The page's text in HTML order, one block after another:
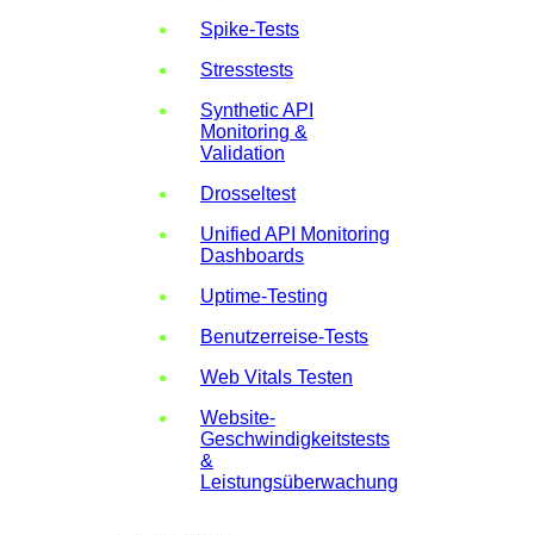
Spike-Tests
Stresstests
Synthetic API
Monitoring &
Validation
Drosseltest
Unified API Monitoring
Dashboards
Uptime-Testing
Benutzerreise-Tests
Web Vitals Testen
Website-
Geschwindigkeitstests
&
Leistungsüberwachung